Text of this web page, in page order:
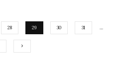
28 29 30 31 …